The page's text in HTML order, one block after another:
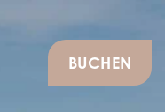
BUCHEN